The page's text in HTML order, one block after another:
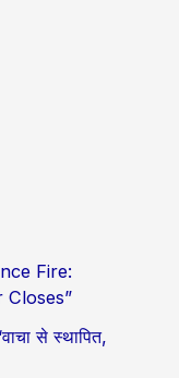
Fire:
से स्थापित,